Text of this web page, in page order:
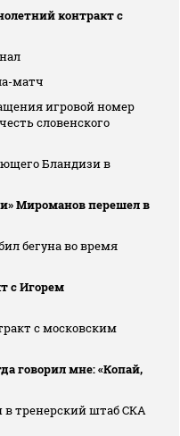
контракт с
матч
игровой номер
словенского
Бландизи в
Мироманов перешел в
бегуна во время
с Игорем
с московским
говорил мне: «Копай,
тренерский штаб СКА